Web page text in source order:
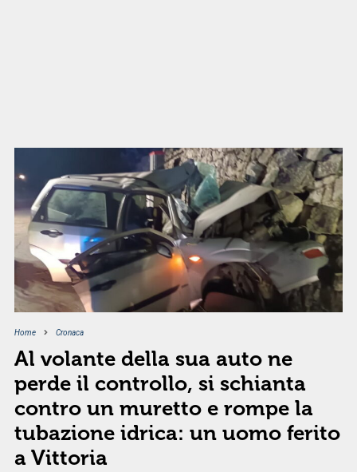
Home Cronaca
Al volante della sua auto ne
perde il controllo, si schianta
contro un muretto e rompe la
tubazione idrica: un uomo ferito
a Vittoria